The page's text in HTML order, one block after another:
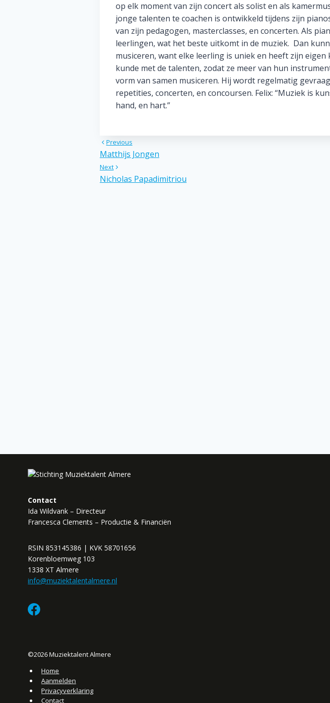
op elk moment van zijn concert als solist en als
jonge talenten te coachen is ontwikkeld tijdens zijn
van zijn pedagogen, masterclasses, en concerten. Als
leerlingen, wat het beste uitkomt in de muziek. Dan
musiceren, want elke leerling is uniek en heeft zijn
kunde met de talenten, zodat ze meer van hun
vorm van samen musiceren. Hij wordt regelmatig
repetities, concerten, en concoursen. Felix: “Muziek is
hand, en hart.”
Navigatie
Previous
Matthijs Jongen
Next
Nicholas Papadimitriou
Contact
Ida Wildvank – Directeur
Francesca Clements – Productie & Financiën
RSIN 853145386 | KVK 58701656
Korenbloemweg 103
1338 XT Almere
info@muziektalentalmere.nl
©2026 Muziektalent Almere
Home
Aanmelden
Privacyverklaring
Contact